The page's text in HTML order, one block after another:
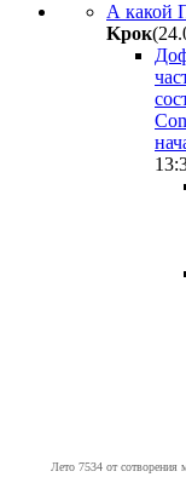
А какой
Kpoк
Лето 7534 от сотворения